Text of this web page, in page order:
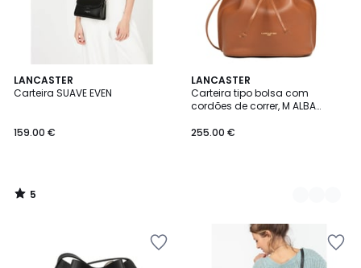
LANCASTER
Carteira SUAVE EVEN
159.00 €
5
/
5
/
LANCASTER
Carteira tipo bolsa com
cordões de correr, M ALBA
255.00 €
2
Cores